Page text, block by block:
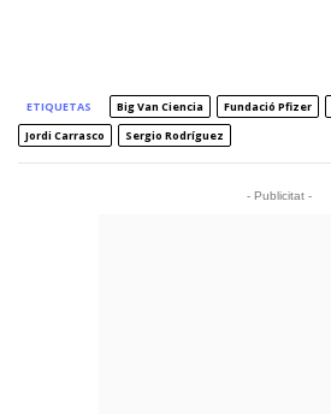
ETIQUETAS Big Van Ciencia Fundació Pfizer
Jordi Carrasco
Sergio Rodríguez
- Publicitat -